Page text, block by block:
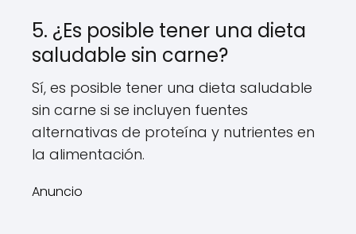
5. ¿Es posible tener una dieta
saludable sin carne?
Sí, es posible tener una dieta saludable
sin carne si se incluyen fuentes
alternativas de proteína y nutrientes en
la alimentación.
Anuncio